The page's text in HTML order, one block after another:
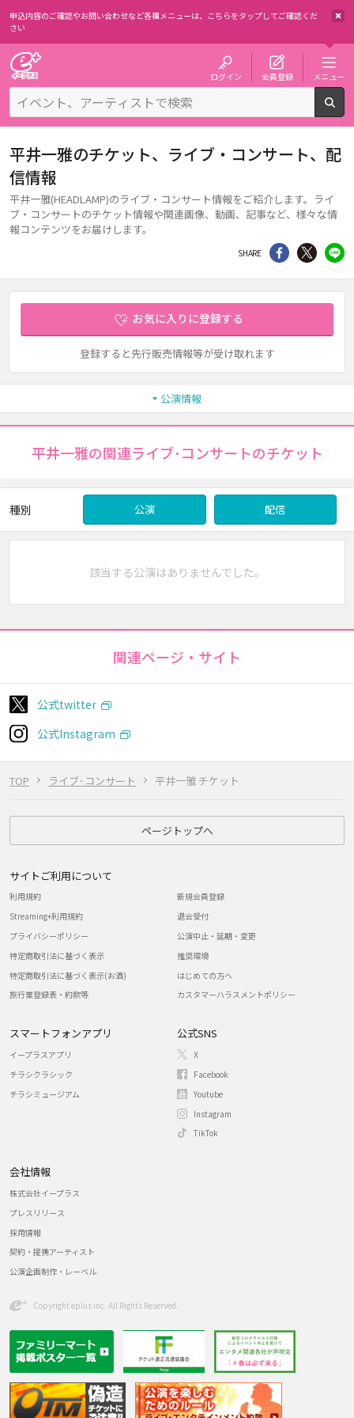
申込内容のご確認やお問い合わせなど各種メニューは、 こちらをタップしてご確認くだ
さい
ログイン 会員登録 メニュー
TOP ライブ･コンサート 平井一雅 チケット
平井一雅のチケット、ライブ・コンサート、配
信情報
平井一雅(HEADLAMP)のライブ・コンサート情報をご紹介します。ライ
ブ・コンサートのチケット情報や関連画像、動画、記事など、様々な情
報コンテンツをお届けします。
SHARE シェア Twitter
お気に入りに登録する
登録すると先行販売情報等が受け取れます
公演情報
平井一雅の関連ライブ･コンサートのチケット
種別 公演 配信
該当する公演はありませんでした。
関連ページ・サイト
公式twitter
公式Instagram
ページトップへ
サイトご利用について
利用規約
Streaming+利用規約
プライバシーポリシー
特定商取引法に基づく表示
特定商取引法に基づく表示(お酒)
旅行業登録表・約款等
新規会員登録
退会受付
公演中止・延期・変更
推奨環境
はじめての方へ
カスタマーハラスメントポリシー
スマートフォンアプリ
イープラスアプリ
チラシクラシック
チラシミュージアム
公式SNS
X
Facebook
Youtube
Instagram
TikTok
会社情報
株式会社イープラス
プレスリリース
採用情報
契約・提携アーティスト
公演企画制作・レーベル
Copyright eplus inc. All Rights Reserved.